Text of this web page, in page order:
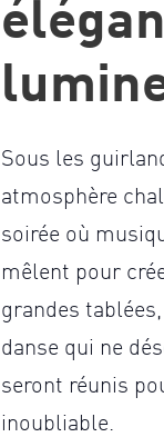
Sous les
atmosphère
soirée où
mêlent pour
grandes
danse qui ne
seront réunis
inoubliable.